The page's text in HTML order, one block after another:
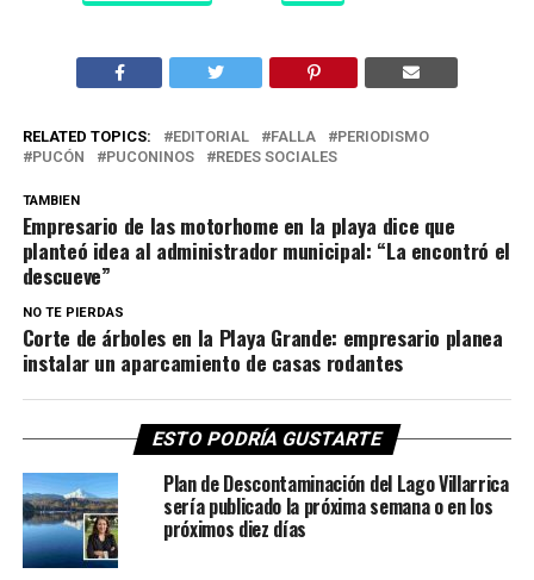
RELATED TOPICS: EDITORIAL FALLA
PERIODISMO
PUCÓN
PUCONINOS REDES SOCIALES
TAMBIEN
Empresario de las motorhome en la playa dice que
planteó idea al administrador municipal: “La encontró el
descueve”
NO TE PIERDAS
Corte de árboles en la Playa Grande: empresario planea
instalar un aparcamiento de casas rodantes
ESTO PODRÍA GUSTARTE
Plan de Descontaminación del Lago Villarrica
sería publicado la próxima semana o en los
próximos diez días